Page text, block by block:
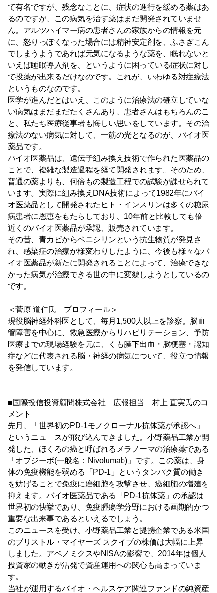
て有名ですが、残念なことに、症状の進行を緩める薬はあ
るのですが、この病気を治す薬はまだ開発されていませ
ん。アルツハイマー病の患者さんの家族からの情報を元
に、怒りっぽくなった場合には精神安定剤を、ふさぎこん
でしまうようであれば元気になるような薬を、眠れないと
いえば睡眠導入剤を、というように困っている症状に対し
て投薬が出来るだけなのです。これが、いわゆる対症療法
というものなのです。
医学が進んだとはいえ、このように治療法の確立していな
い病気はまだまだたくさんあり、患者さんはもちろんのこ
と、私たち医療従事者も悔しい思いをしています。その治
療法のない病気に対して、一筋の光となるのが、バイオ医
薬品です。
バイオ医薬品は、遺伝子組み換え技術で作られた医薬品の
ことで、複雑な製造過程を経て開発されます。そのため、
普通の薬よりも、何倍もの製造工程での試験が課せられて
います。実際に組み換えDNA技術によって1982年にバイ
オ医薬品として開発されたヒト・インスリンは多くの糖尿
病患者に恩恵をもたらしており、10年前と比較しても倍
近くのバイオ医薬品が承認、販売されています。
その昔、青カビからペニシリンという抗生物質が発見さ
れ、感染症の治療が様変わりしたように、今後も様々なバ
イオ医薬品が新たに開発されることによって、治療できな
かった病気が治療できる世の中に変貌しようとしているの
です。
＜菅原 道仁氏 プロフィール＞
現役脳神経外科医として、毎月1,500人以上を診察。脳血
管障害を中心に、救急医療からリハビリテーション、予防
医療までの現場経験を元に、くも膜下出血・脳梗塞・認知
症などに代表される脳・神経の病気について、役立つ情報
を発信しています。
■国際投信投資顧問株式会社 広報担当 村上 直実氏のコ
メント
先月、「世界初のPD-1モノクローナル抗体薬が承認へ」
というニュースが飛び込んできました。小野薬品工業が開
発した、ほくろの癌と呼ばれるメラノーマの治療薬である
「オプジーボ(一般名：Nivolumab)」です。この薬は、身
体の免疫機能を弱める「PD-1」というタンパク質の働き
を妨げることで免疫に癌細胞を攻撃させ、癌細胞の増殖を
抑えます。バイオ医薬品である「PD-1抗体薬」の承認は
世界初の快挙であり、免疫腫瘍学分野における画期的かつ
重要な出来事であるといえるでしょう。
このニュースを受け、小野薬品工業と提携企業である米国
のブリストル・マイヤーズ スクイブの株価は大幅に上昇
しました。アベノミクスやNISAの影響で、2014年は個人
投資家の動きが活発で資産運用への関心も高まっていま
す。
当社が運用するバイオ・ヘルスケア関連ファンドの純資産